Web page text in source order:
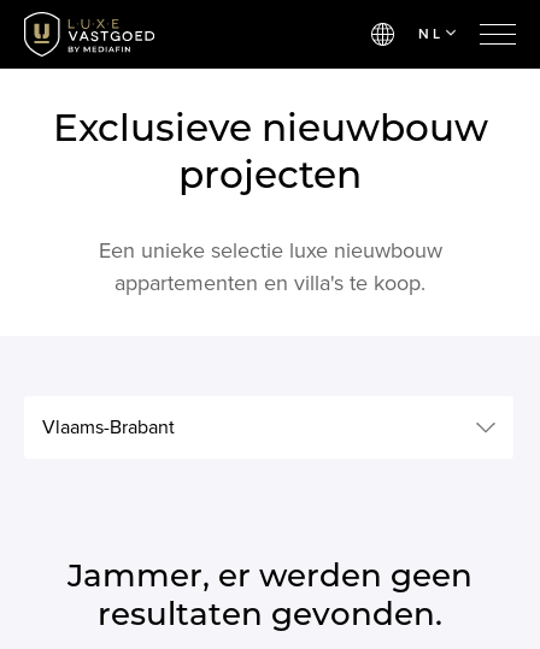
NL
Exclusieve nieuwbouw
projecten
Een unieke selectie luxe nieuwbouw
appartementen en villa's te koop.
Vlaams-Brabant
Jammer, er werden geen
resultaten gevonden.